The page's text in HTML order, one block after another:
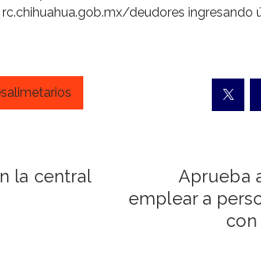
deudores ingresando
la central
Aprueba
emplear a
con